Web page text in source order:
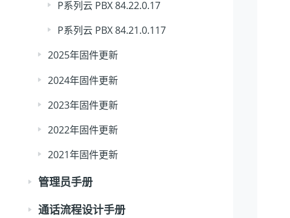
P系列云 PBX 84.22.0.17
P系列云 PBX 84.21.0.117
2025年固件更新
2024年固件更新
2023年固件更新
2022年固件更新
2021年固件更新
管理员手册
通话流程设计手册